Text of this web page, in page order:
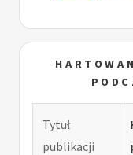
Tytuł
publikacji